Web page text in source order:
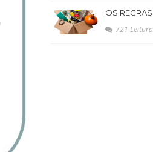
OS REGRAS
721